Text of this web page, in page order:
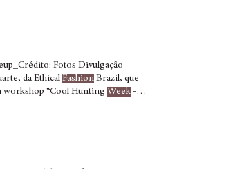
Fotos Divulgação
da EthicalFashion Brazil, que
workshop “Cool HuntingWeek --